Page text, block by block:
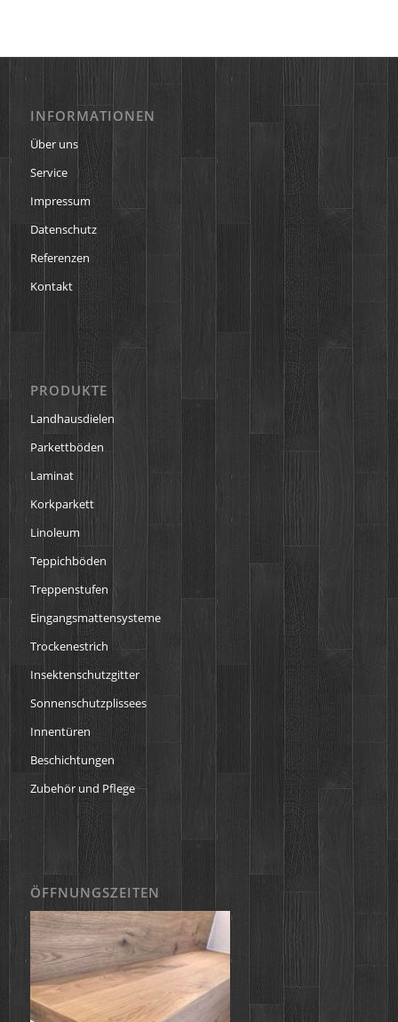
INFORMATIONEN
Über uns
Service
Impressum
Datenschutz
Referenzen
Kontakt
PRODUKTE
Landhausdielen
Parkettböden
Laminat
Korkparkett
Linoleum
Teppichböden
Treppenstufen
Eingangsmattensysteme
Trockenestrich
Insektenschutzgitter
Sonnenschutzplissees
Innentüren
Beschichtungen
Zubehör und Pflege
ÖFFNUNGSZEITEN